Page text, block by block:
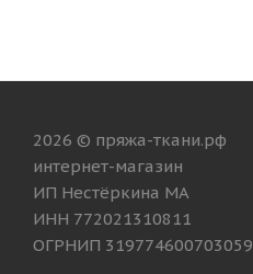
2026 © пряжа-ткани.рф
интернет-магазин
ИП Нестёркина МА
ИНН 772021310811
ОГРНИП 319774600703059